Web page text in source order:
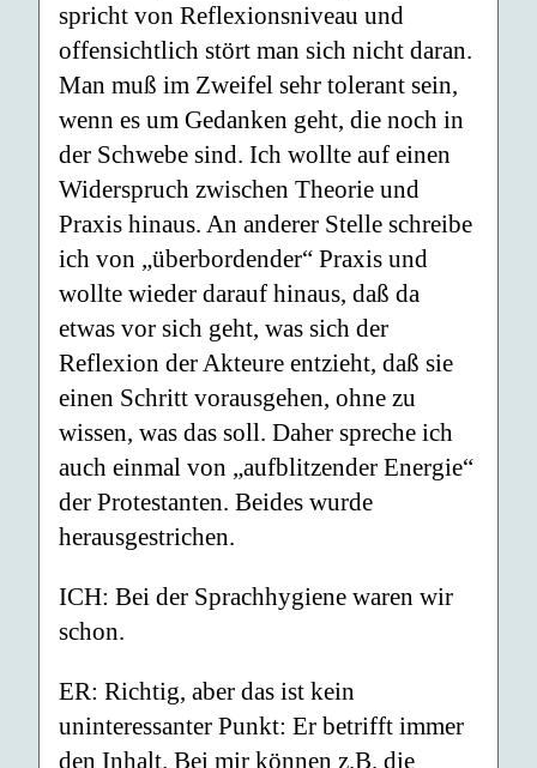
spricht von Reflexionsniveau und
offensichtlich stört man sich nicht daran.
Man muß im Zweifel sehr tolerant sein,
wenn es um Gedanken geht, die noch in
der Schwebe sind. Ich wollte auf einen
Widerspruch zwischen Theorie und
Praxis hinaus. An anderer Stelle schreibe
ich von „überbordender“ Praxis und
wollte wieder darauf hinaus, daß da
etwas vor sich geht, was sich der
Reflexion der Akteure entzieht, daß sie
einen Schritt vorausgehen, ohne zu
wissen, was das soll. Daher spreche ich
auch einmal von „aufblitzender Energie“
der Protestanten. Beides wurde
herausgestrichen.
ICH: Bei der Sprachhygiene waren wir
schon.
ER: Richtig, aber das ist kein
uninteressanter Punkt: Er betrifft immer
den Inhalt. Bei mir können z.B. die